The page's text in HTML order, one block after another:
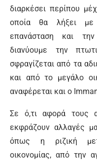
διαρκέσει περίπου
οποία θα λήξει με
επανάσταση και
διανύουμε την
σφραγίζεται από τα
και από το μεγάλο
αναφέρεται και ο
Σε ό,τι αφορά τους
εκφράζουν αλλαγές
όπως η ριζική
οικονομίας, από την